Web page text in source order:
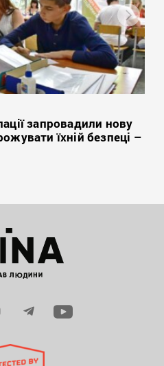
запровадили нову
їхній безпеці –